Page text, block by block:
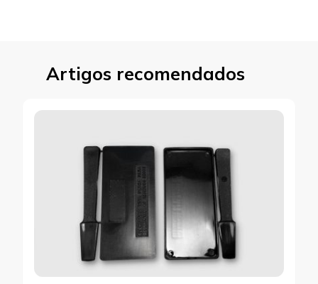
Artigos recomendados